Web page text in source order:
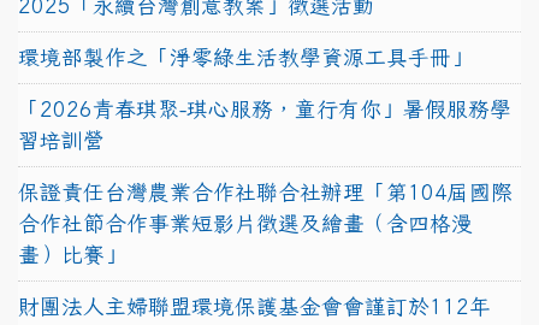
2025「永續台灣創意教案」徵選活動
環境部製作之「淨零綠生活教學資源工具手冊」
「2026青春琪聚-琪心服務，童行有你」暑假服務學
習培訓營
保證責任台灣農業合作社聯合社辦理「第104屆國際
合作社節合作事業短影片徵選及繪畫（含四格漫
畫）比賽」
財團法人主婦聯盟環境保護基金會會謹訂於112年